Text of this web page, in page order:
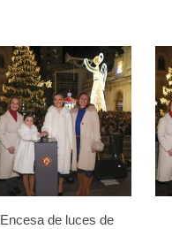
Encesa de luces de